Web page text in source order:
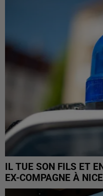
IL TUE SON FILS ET
EX-COMPAGNE À NICE